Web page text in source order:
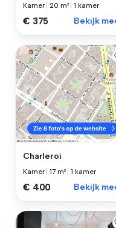
Kamer |20 m² |1 kamer
€ 375 Bekijk
Charleroi
Kamer |17 m² |1 kamer
€ 400 Bekijk